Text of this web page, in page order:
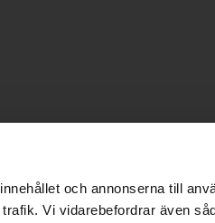
och annonserna till
Vi vidarebefordrar även